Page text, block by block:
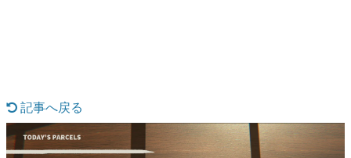
ゲームが変えた日本語
「経験値」「裏技」「ラスボス」… ゲームにまつわる言葉